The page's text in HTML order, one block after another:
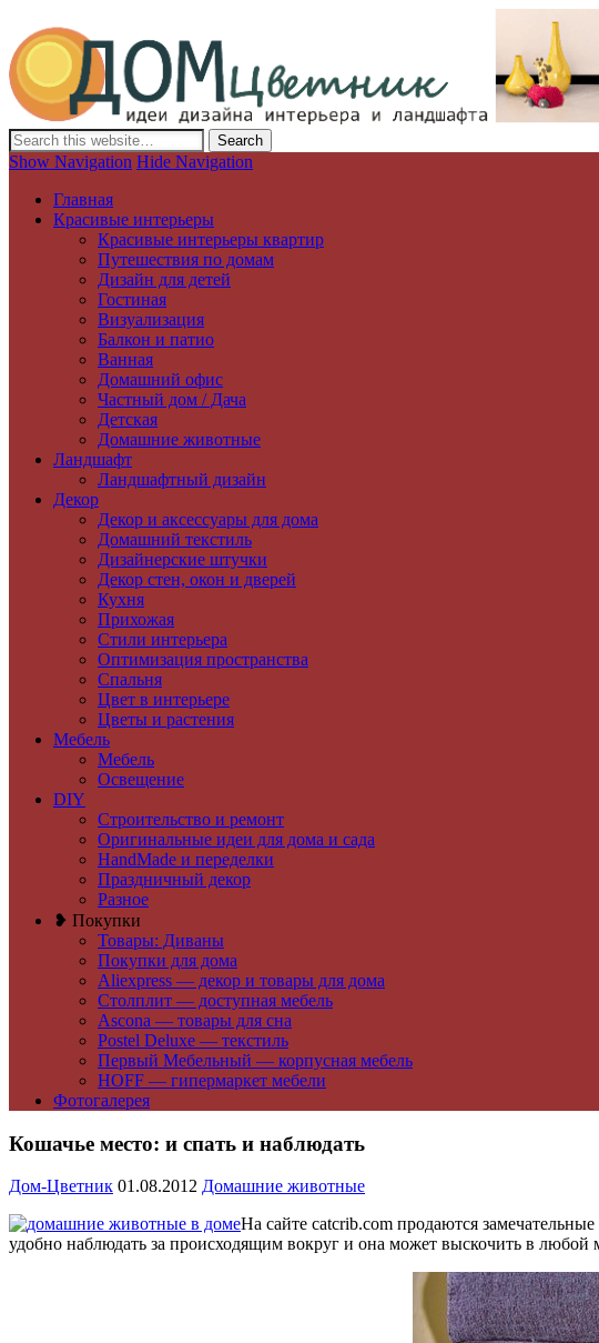
Дизайн интерьера и ландшафта, декор и обустройство дома. Идеи со всего
Show Navigation Hide Navigation
Главная
Красивые интерьеры
Красивые интерьеры квартир
Путешествия по домам
Дизайн для детей
Гостиная
Визуализация
Балкон и патио
Ванная
Домашний офис
Частный дом / Дача
Детская
Домашние животные
Ландшафт
Ландшафтный дизайн
Декор
Декор и аксессуары для дома
Домашний текстиль
Дизайнерские штучки
Декор стен, окон и дверей
Кухня
Прихожая
Стили интерьера
Оптимизация пространства
Спальня
Цвет в интерьере
Цветы и растения
Мебель
Мебель
Освещение
DIY
Строительство и ремонт
Оригинальные идеи для дома и сада
HandMade и переделки
Праздничный декор
Разное
❥ Покупки
Товары: Диваны
Покупки для дома
Aliexpress — декор и товары для дома
Столплит — доступная мебель
Ascona — товары для сна
Postel Deluxe — текстиль
Первый Мебельный — корпусная мебель
HOFF — гипермаркет мебели
Фотогалерея
Кошачье место: и спать и наблюдать
Дом-Цветник 01.08.2012 Домашние животные
На сайте catcrib.com продаются
удобно наблюдать за происходящим вокруг и она может выскочить в